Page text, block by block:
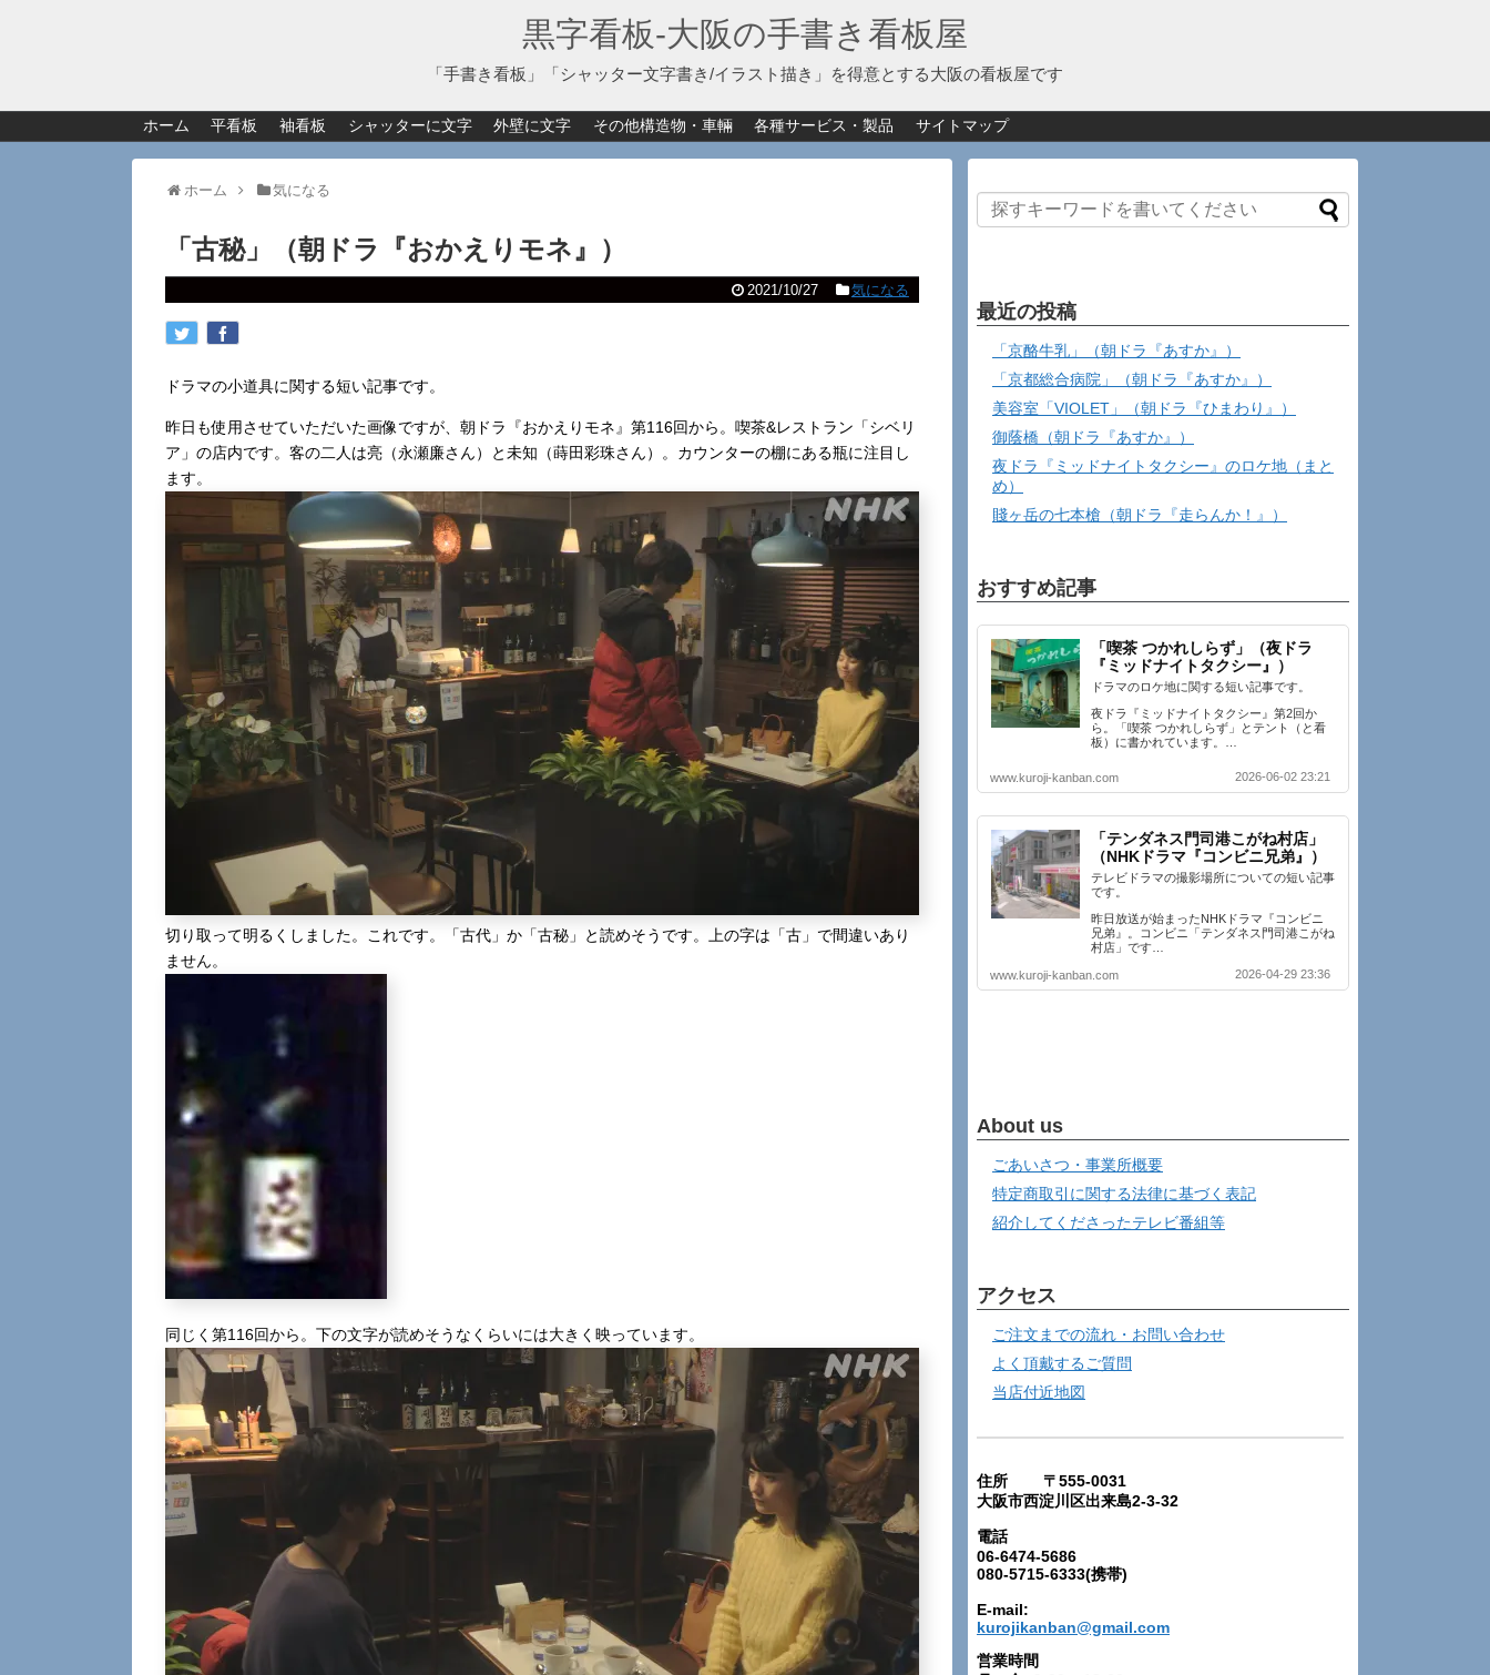
黒字看板‐大阪の手書き看板屋
「手書き看板」「シャッター文字書き/イラスト描き」を得意とする大阪の看板屋です
ホーム 平看板 袖看板 シャッターに文字 外壁に文字 その他構造物・車輛 各種サービス・製品 サイトマップ
ホーム 気になる
「古秘」（朝ドラ『おかえりモネ』）
2021/10/27 気になる
ドラマの小道具に関する短い記事です。
昨日も使用させていただいた画像ですが、朝ドラ『おかえりモネ』第116回から。喫茶&レストラン「シベリ
ア」の店内です。客の二人は亮（永瀬廉さん）と未知（蒔田彩珠さん）。カウンターの棚にある瓶に注目し
ます。
切り取って明るくしました。これです。「古代」か「古秘」と読めそうです。上の字は「古」で間違いあり
ません。
同じく第116回から。下の文字が読めそうなくらいには大きく映っています。
最近の投稿
「京酪牛乳」（朝ドラ『あすか』）
「京都総合病院」（朝ドラ『あすか』）
美容室「VIOLET」（朝ドラ『ひまわり』）
御蔭橋（朝ドラ『あすか』）
夜ドラ『ミッドナイトタクシー』のロケ地（まと
め）
賤ヶ岳の七本槍（朝ドラ『走らんか！』）
おすすめ記事
「喫茶 つかれしらず」（夜ドラ
『ミッドナイトタクシー』）
ドラマのロケ地に関する短い記事です。
夜ドラ『ミッドナイトタクシー』第2回か
ら。「喫茶 つかれしらず」とテント（と看
板）に書かれています。…
www.kuroji-kanban.com 2026-06-02 23:21
「テンダネス門司港こがね村店」
（NHKドラマ『コンビニ兄弟』）
テレビドラマの撮影場所についての短い記事
です。
昨日放送が始まったNHKドラマ『コンビニ
兄弟』。コンビニ「テンダネス門司港こがね
村店」です…
www.kuroji-kanban.com 2026-04-29 23:36
About us
ごあいさつ・事業所概要
特定商取引に関する法律に基づく表記
紹介してくださったテレビ番組等
アクセス
ご注文までの流れ・お問い合わせ
よく頂戴するご質問
当店付近地図
住所 〒555-0031
大阪市西淀川区出来島2-3-32
電話
06-6474-5686
080-5715-6333(携帯)
E-mail:
kurojikanban@gmail.com
営業時間